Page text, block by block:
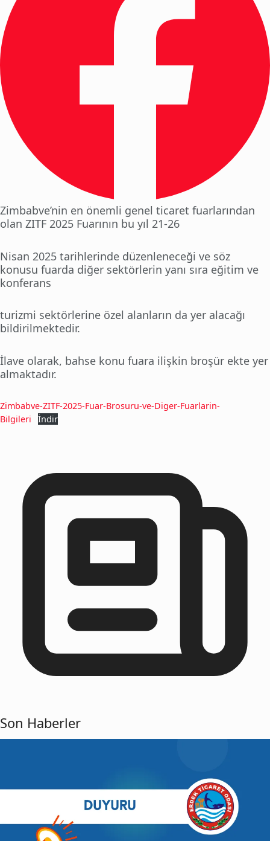
Zimbabve’nin en önemli genel ticaret fuarlarından
olan ZITF 2025 Fuarının bu yıl 21-26
Nisan 2025 tarihlerinde düzenleneceği ve söz
konusu fuarda diğer sektörlerin yanı sıra eğitim ve
konferans
turizmi sektörlerine özel alanların da yer alacağı
bildirilmektedir.
İlave olarak, bahse konu fuara ilişkin broşür ekte yer
almaktadır.
Zimbabve-ZITF-2025-Fuar-Brosuru-ve-Diger-Fuarlarin-
Bilgileri
İndir
Son Haberler